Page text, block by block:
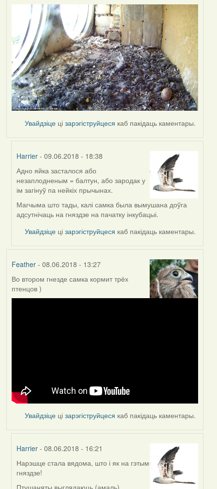
Увайдзіце цізарэгіструйцеся каб пакідаць каментары.
Harrier - 09.06.2018 - 18:38
In
reply
to
by
Дарья
Адно яйка засталося або
незаплодненым = балтун, або зародак у
ім загінуў па нейкіх прычынах.
Магчыма што тады, калі самка была вымушана доўга
адсутнічаць на гняздзе на пачатку інкубацыі.
Увайдзіце цізарэгіструйцеся каб пакідаць каментары.
Feather- 08.06.2018 - 13:27
Во втором гнезде самка кормит трёх
птенцов )
Увайдзіце цізарэгіструйцеся каб пакідаць каментары.
Harrier - 08.06.2018 - 16:21
In
reply
Нарэшце стала вядома, што і як на гэтым
гняздзе!